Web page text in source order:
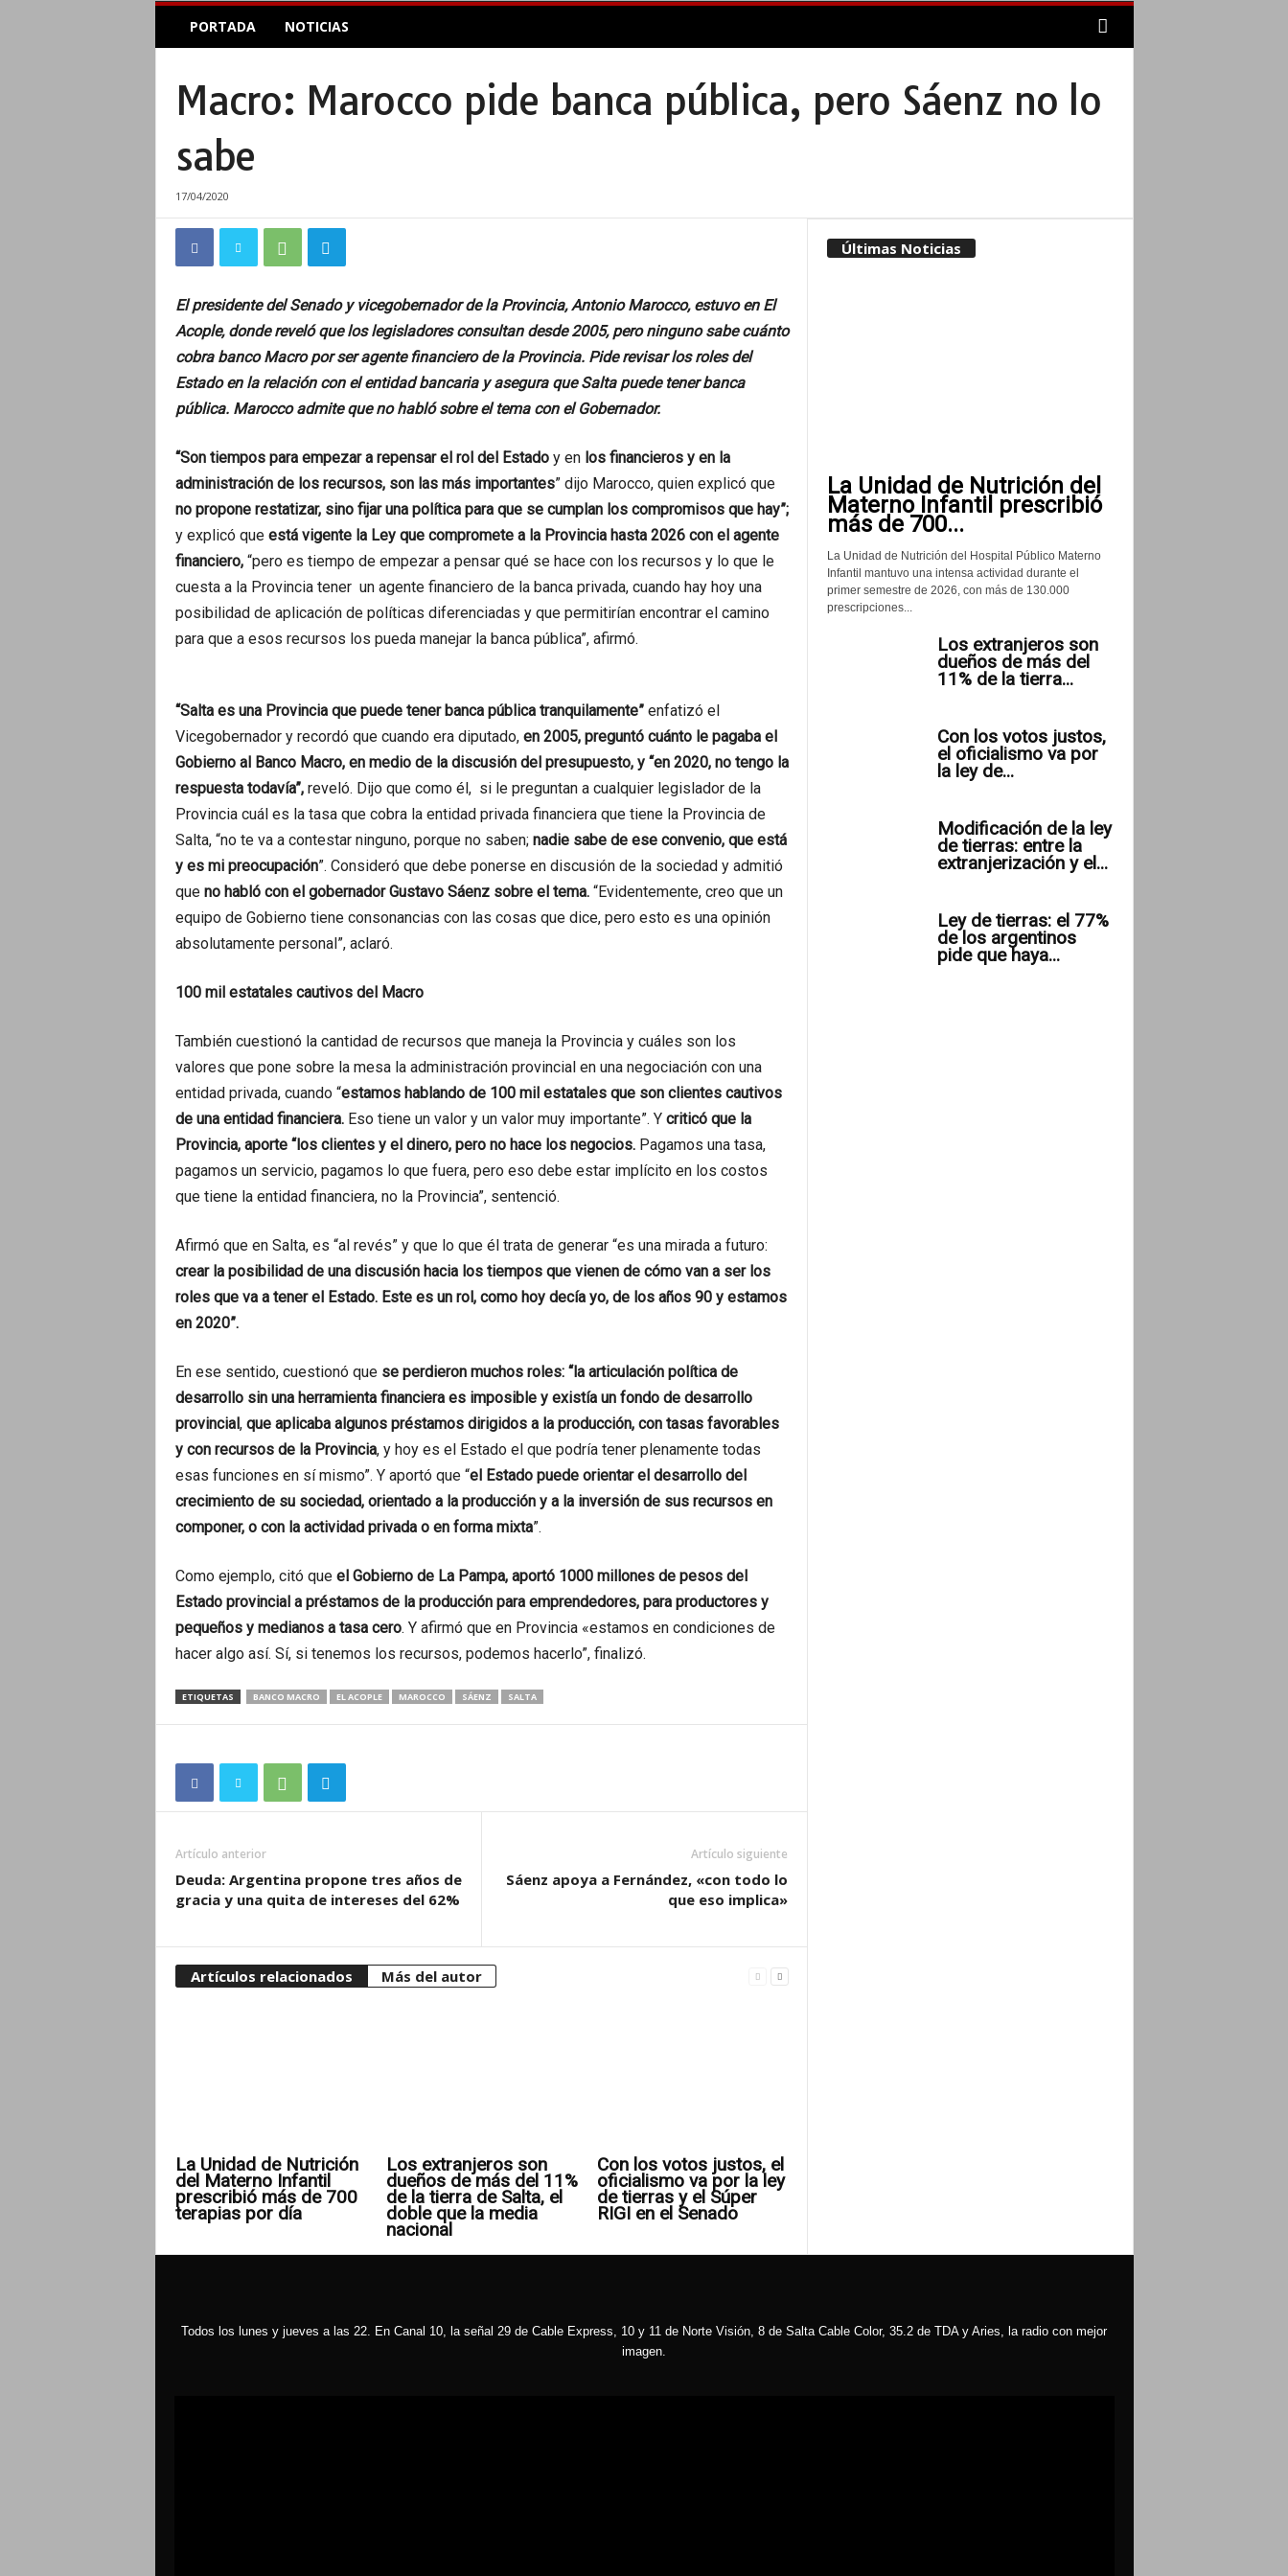
E
A
PORTADA NOTICIAS
Macro: Marocco pide banca pública, pero Sáenz no lo
sabe
17/04/2020
El presidente del Senado y vicegobernador de la Provincia, Antonio Marocco, estuvo en El
Acople, donde reveló que los legisladores consultan desde 2005, pero ninguno sabe cuánto
cobra banco Macro por ser agente financiero de la Provincia. Pide revisar los roles del
Estado en la relación con el entidad bancaria y asegura que Salta puede tener banca
pública. Marocco admite que no habló sobre el tema con el Gobernador.
“Son tiempos para empezar a repensar el rol del Estadoy en los financieros y en la
administración de los recursos, son las más importantes” dijo Marocco, quien explicó que
no propone restatizar, sino fijar una política para que se cumplan los compromisos que hay”;
y explicó que está vigente la Ley que compromete a la Provincia hasta 2026 con el agente
financiero,“pero es tiempo de empezar a pensar qué se hace con los recursos y lo que le
cuesta a la Provincia tener un agente financiero de la banca privada, cuando hay hoy una
posibilidad de aplicación de políticas diferenciadas y que permitirían encontrar el camino
para que a esos recursos los pueda manejar la banca pública”, afirmó.
“Salta es una Provincia que puede tener banca pública tranquilamente”enfatizó el
Vicegobernador y recordó que cuando era diputado, en 2005, preguntó cuánto le pagaba el
Gobierno al Banco Macro, en medio de la discusión del presupuesto, y “en 2020, no tengo la
respuesta todavía”,reveló. Dijo que como él, si le preguntan a cualquier legislador de la
Provincia cuál es la tasa que cobra la entidad privada financiera que tiene la Provincia de
Salta, “no te va a contestar ninguno, porque no saben; nadie sabe de ese convenio, que está
y es mi preocupación”. Consideró que debe ponerse en discusión de la sociedad y admitió
que no habló con el gobernador Gustavo Sáenz sobre el tema.“Evidentemente, creo que un
equipo de Gobierno tiene consonancias con las cosas que dice, pero esto es una opinión
absolutamente personal”, aclaró.
100 mil estatales cautivos del Macro
También cuestionó la cantidad de recursos que maneja la Provincia y cuáles son los
valores que pone sobre la mesa la administración provincial en una negociación con una
entidad privada, cuando “estamos hablando de 100 mil estatales que son clientes cautivos
de una entidad financiera.Eso tiene un valor y un valor muy importante”. Y criticó que la
Provincia, aporte “los clientes y el dinero, pero no hace los negocios.Pagamos una tasa,
pagamos un servicio, pagamos lo que fuera, pero eso debe estar implícito en los costos
que tiene la entidad financiera, no la Provincia”, sentenció.
Afirmó que en Salta, es “al revés” y que lo que él trata de generar “es una mirada a futuro:
crear la posibilidad de una discusión hacia los tiempos que vienen de cómo van a ser los
roles que va a tener el Estado. Este es un rol, como hoy decía yo, de los años 90 y estamos
en 2020”.
En ese sentido, cuestionó que se perdieron muchos roles: “la articulación política de
desarrollo sin una herramienta financiera es imposible y existía un fondo de desarrollo
provincial, que aplicaba algunos préstamos dirigidos a la producción, con tasas favorables
y con recursos de la Provincia, y hoy es el Estado el que podría tener plenamente todas
esas funciones en sí mismo”. Y aportó que “el Estado puede orientar el desarrollo del
crecimiento de su sociedad, orientado a la producción y a la inversión de sus recursos en
componer, o con la actividad privada o en forma mixta”.
Como ejemplo, citó que el Gobierno de La Pampa, aportó 1000 millones de pesos del
Estado provincial a préstamos de la producción para emprendedores, para productores y
pequeños y medianos a tasa cero. Y afirmó que en Provincia «estamos en condiciones de
hacer algo así. Sí, si tenemos los recursos, podemos hacerlo”, finalizó.
ETIQUETAS BANCO MACRO EL ACOPLE MAROCCO SÁENZ SALTA
Artículo anterior
Deuda: Argentina propone tres años de
gracia y una quita de intereses del 62%
Artículo siguiente
Sáenz apoya a Fernández, «con todo lo
que eso implica»
Artículos relacionados Más del autor
La Unidad de Nutrición
del Materno Infantil
prescribió más de 700
terapias por día
Los extranjeros son
dueños de más del 11%
de la tierra de Salta, el
doble que la media
nacional
Con los votos justos, el
oficialismo va por la ley
de tierras y el Súper
RIGI en el Senado
Últimas Noticias
La Unidad de Nutrición del
Materno Infantil prescribió
más de 700...
La Unidad de Nutrición del Hospital Público Materno
Infantil mantuvo una intensa actividad durante el
primer semestre de 2026, con más de 130.000
prescripciones...
Los extranjeros son
dueños de más del
11% de la tierra...
Con los votos justos,
el oficialismo va por
la ley de...
Modificación de la ley
de tierras: entre la
extranjerización y el...
Ley de tierras: el 77%
de los argentinos
pide que haya...
Todos los lunes y jueves a las 22. En Canal 10, la señal 29 de Cable Express, 10 y 11 de Norte Visión, 8 de Salta Cable Color, 35.2 de TDA y Aries, la radio con mejor
imagen.